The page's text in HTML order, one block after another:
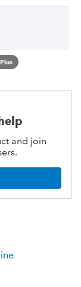
and join